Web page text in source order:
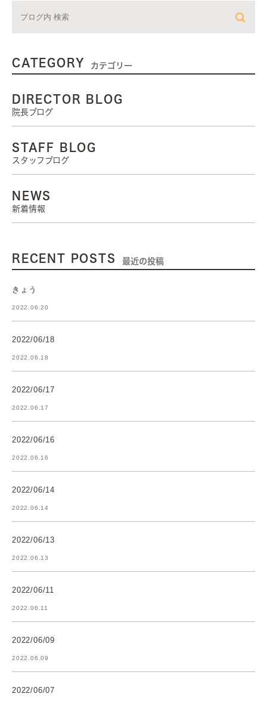
CATEGORY カテゴリー
DIRECTOR BLOG
院長ブログ
STAFF BLOG
スタッフブログ
NEWS
新着情報
RECENT POSTS 最近の投稿
きょう
2022.06.20
2022/06/18
2022.06.18
2022/06/17
2022.06.17
2022/06/16
2022.06.16
2022/06/14
2022.06.14
2022/06/13
2022.06.13
2022/06/11
2022.06.11
2022/06/09
2022.06.09
2022/06/07